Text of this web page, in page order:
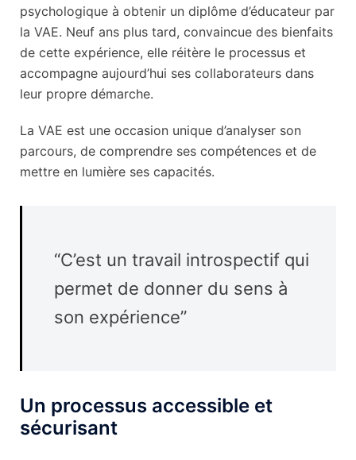
psychologique à obtenir un diplôme d’éducateur par
la VAE. Neuf ans plus tard, convaincue des bienfaits
de cette expérience, elle réitère le processus et
accompagne aujourd’hui ses collaborateurs dans
leur propre démarche.
La VAE est une occasion unique d’analyser son
parcours, de comprendre ses compétences et de
mettre en lumière ses capacités.
“C’est un travail introspectif qui
permet de donner du sens à
son expérience”
Un processus accessible et
sécurisant